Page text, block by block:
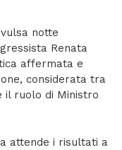
notte
Renata
affermata e
considerata tra
il ruolo di Ministro
attende i risultati a